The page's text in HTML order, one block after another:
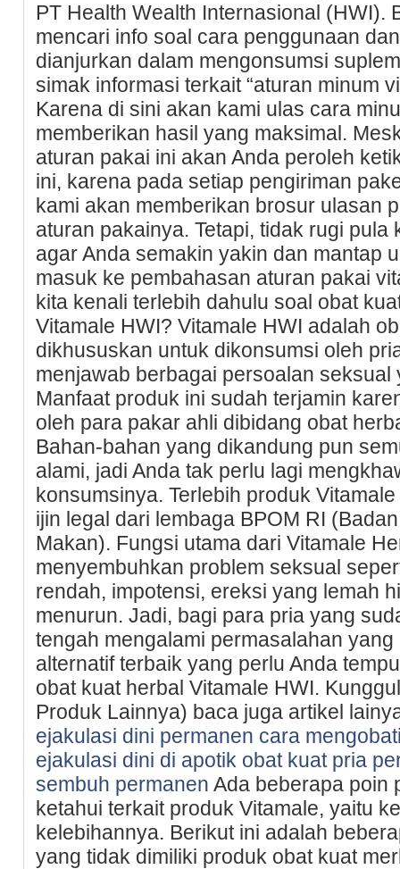
PT Health Wealth Internasional (HWI).
mencari info soal cara penggunaan
dianjurkan dalam mengonsumsi
simak informasi terkait “aturan minum
Karena di sini akan kami ulas cara
memberikan hasil yang maksimal.
aturan pakai ini akan Anda peroleh
ini, karena pada setiap pengiriman
kami akan memberikan brosur ulasan
aturan pakainya. Tetapi, tidak rugi pula
agar Anda semakin yakin dan mantap
masuk ke pembahasan aturan pakai
kita kenali terlebih dahulu soal obat
Vitamale HWI? Vitamale HWI adalah
dikhususkan untuk dikonsumsi oleh
menjawab berbagai persoalan seksual
Manfaat produk ini sudah terjamin
oleh para pakar ahli dibidang obat
Bahan-bahan yang dikandung pun
alami, jadi Anda tak perlu lagi
konsumsinya. Terlebih produk
ijin legal dari lembaga BPOM RI
Makan). Fungsi utama dari Vitamale
menyembuhkan problem seksual
rendah, impotensi, ereksi yang lemah
menurun. Jadi, bagi para pria yang
tengah mengalami permasalahan
alternatif terbaik yang perlu Anda
obat kuat herbal Vitamale HWI.
Produk Lainnya) baca juga artikel
ejakulasi dini permanen cara
ejakulasi dini di apotik obat kuat pria
sembuh permanen Ada beberapa poin
ketahui terkait produk Vitamale, yaitu
kelebihannya. Berikut ini adalah
yang tidak dimiliki produk obat kuat